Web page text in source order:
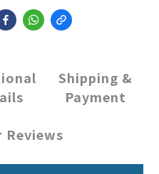
Shipping &
Payment
Reviews